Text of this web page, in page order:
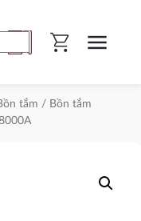
shopping_cart menu
tắm / Bồn tắm